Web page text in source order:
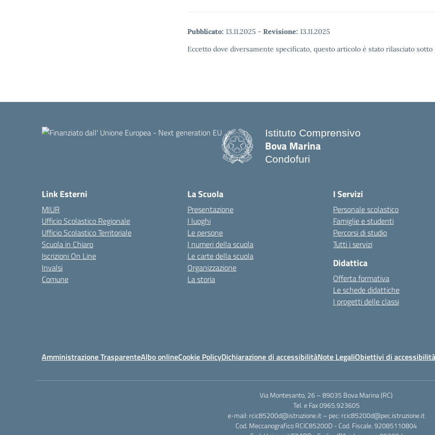
Pubblicato: 13.11.2025 - Revisione: 13.11.2025
Eccetto dove diversamente specificato, questo articolo è stato rilasciato
Istituto Comprensivo
Bova Marina
Condofuri
Link Esterni
MIUR
Ufficio Scolastico Regionale
Ufficio Scolastico Territoriale
Scuola in Chiaro
Iscrizioni On Line
Invalsi
Comune
La Scuola
Presentazione
I luoghi
Le persone
I numeri della scuola
Le carte della scuola
Organizzazione
La storia
I Servizi
Personale scolastico
Famiglie e studenti
Percorsi di studio
Tutti i servizi
Didattica
Offerta formativa
Le schede didattiche
I progetti delle classi
Amministrazione TrasparenteAlbo onlineCookie PolicyDichiarazione di accessibilitàNote LegaliObiettivi di accessibilità
Via Montesanto, 26 – 89035 Bova Marina (RC)
Tel. e Fax 0965.923605
e-mail: rcic85200d@istruzione.it – pec: rcic85200d@pec.istruzione.it
Cod. Meccanografico RCIC85200D - Cod. Fiscale. 92085110804